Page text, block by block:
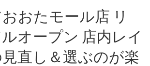
おたモール店 リ
オープン 店内レイ
直し＆選ぶのが楽